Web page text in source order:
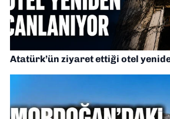
Atatürk’ün ziyaret ettiği otel